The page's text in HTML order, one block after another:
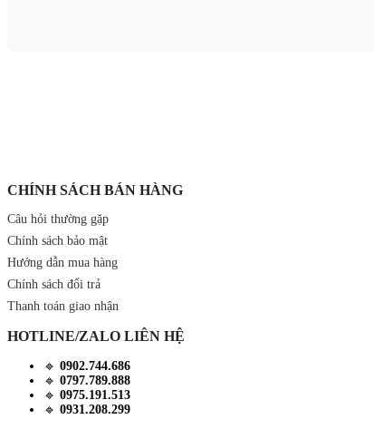
CHÍNH SÁCH BÁN HÀNG
Câu hỏi thường gặp
Chính sách bảo mật
Hướng dẫn mua hàng
Chính sách đổi trả
Thanh toán giao nhận
HOTLINE/ZALO LIÊN HỆ
🔹 0902.744.686
🔹 0797.789.888
🔹 0975.191.513
🔹 0931.208.299